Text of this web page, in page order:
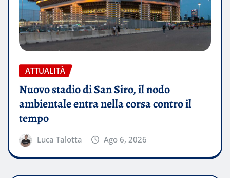
ATTUALITÀ
Nuovo stadio di San Siro, il nodo
ambientale entra nella corsa contro il
tempo
Luca Talotta Ago 6, 2026